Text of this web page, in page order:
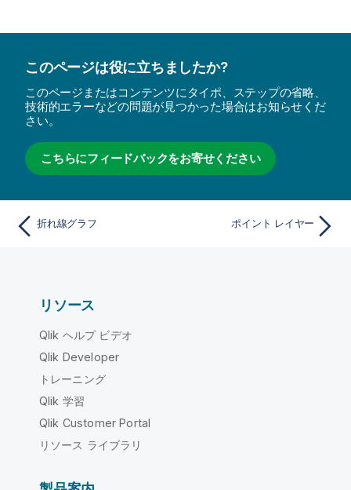
このページは役に立ちましたか?
このページまたはコンテンツにタイポ、ステップの省略、
技術的エラーなどの問題が見つかった場合はお知らせくだ
さい。
こちらにフィードバックをお寄せください
折れ線グラフ ポイント レイヤー
リソース
Qlik ヘルプ ビデオ
Qlik Developer
トレーニング
Qlik 学習
Qlik Customer Portal
リソース ライブラリ